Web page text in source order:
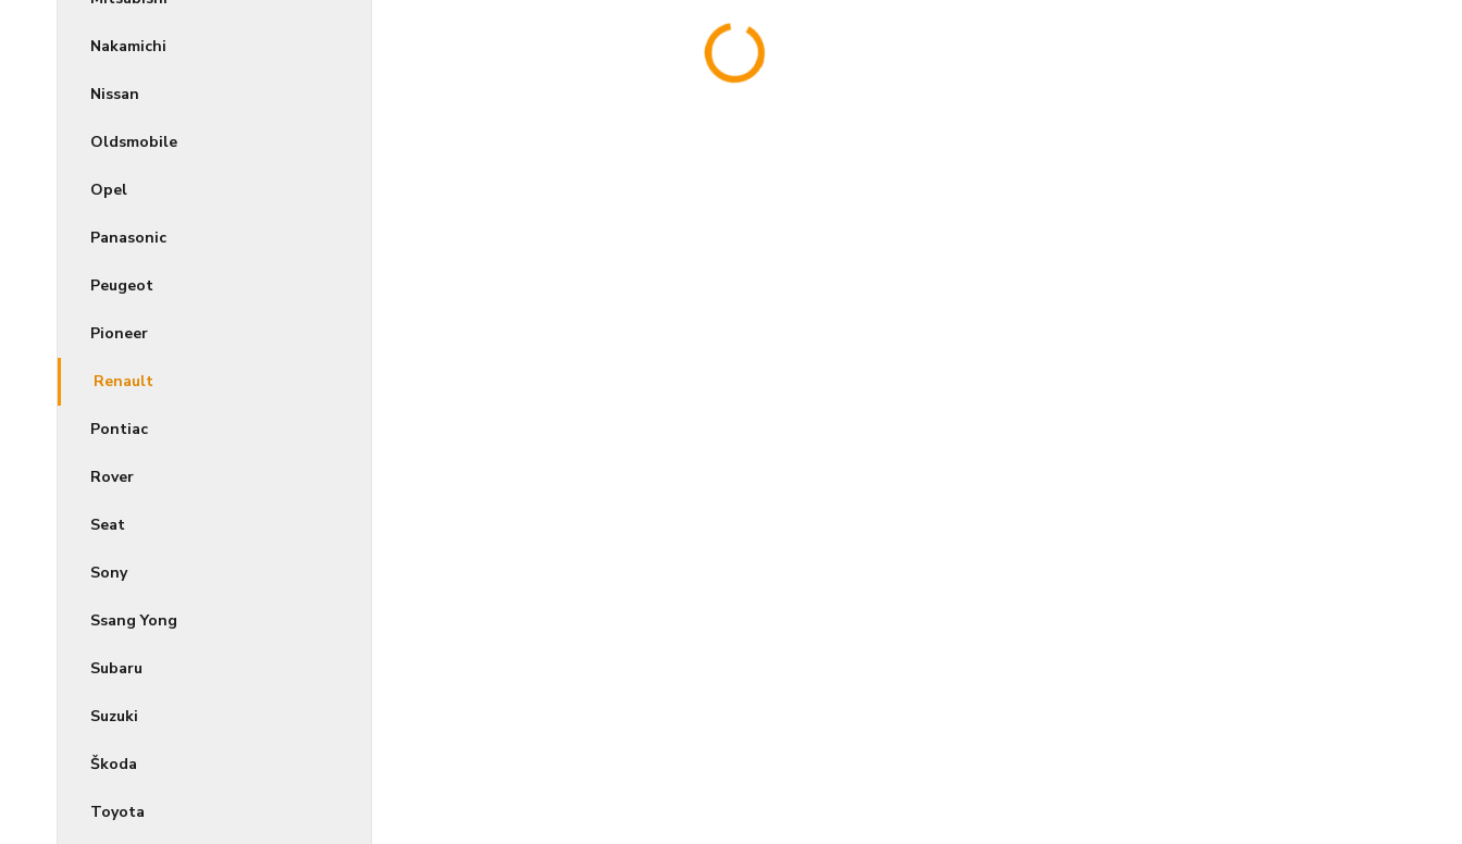
Nakamichi
Nissan
Oldsmobile
Opel
Panasonic
Peugeot
Pioneer
Renault
Pontiac
Rover
Seat
Sony
Ssang Yong
Subaru
Suzuki
Škoda
Toyota